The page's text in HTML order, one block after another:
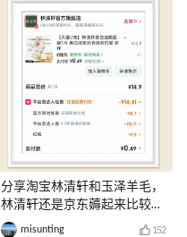
分享淘宝林清轩和玉泽羊毛，
林清轩还是京东薅起来比较
爽！misunting 152